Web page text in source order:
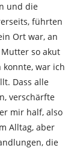
und die
führten
Ort war, an
so akut
konnte, war ich
Dass alle
verschärfte
mir half, also
Alltag, aber
die